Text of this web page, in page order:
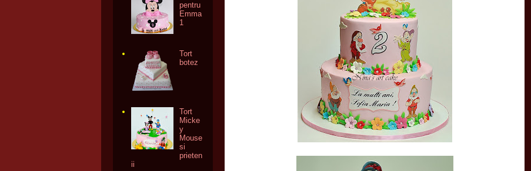
pentru
Emma
1
Tort
botez
Tort
Micke
y
Mouse
si
prieten
ii